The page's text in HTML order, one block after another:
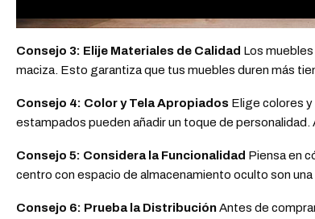
Consejo 3: Elije Materiales de Calidad Los
maciza. Esto garantiza que tus muebles duren más
Consejo 4: Color y Tela Apropiados Elige colores
estampados pueden añadir un toque de
Consejo 5: Considera la Funcionalidad Piensa en
centro con espacio de almacenamiento oculto son
Consejo 6: Prueba la DistribuciónAntes de